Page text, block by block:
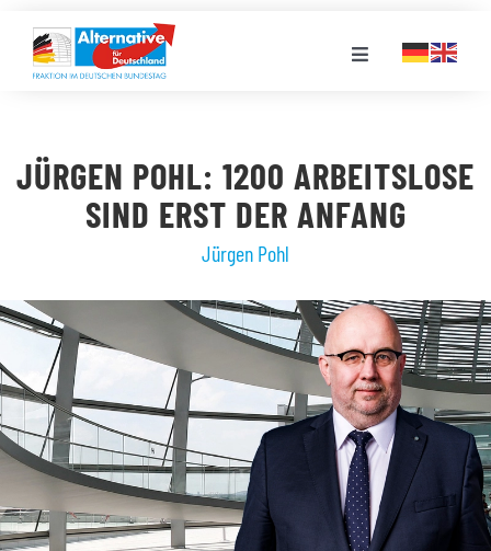
Inhalt
springen
Toggle
LANDESGRUPPEN
PRESSE
STELLENPORTAL
MEDIATHEK
JÜRGEN POHL: 1200 ARBEITSLOSE
SIND ERST DER ANFANG
Jürgen Pohl